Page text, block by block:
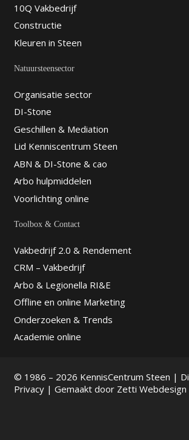
10Q Vakbedrijf
Constructie
Kleuren in Steen
Natuursteensector
Organisatie sector
DI-Stone
Geschillen & Mediation
Lid Kenniscentrum Steen
ABN & DI-Stone & cao
Arbo hulpmiddelen
Voorlichting online
Toolbox & Contact
Vakbedrijf 2.0 & Rendement
CRM – Vakbedrijf
Arbo & Legionella RI&E
Offline en online Marketing
Onderzoeken & Trends
Academie online
© 1986 – 2026 KennisCentrum Steen |
Privacy| Gemaakt door Zetti Webdesign